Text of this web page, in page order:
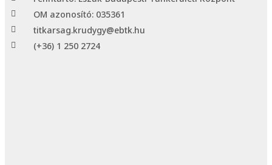
OM azonosító: 035361
titkarsag.krudygy@ebtk.hu
(+36) 1 250 2724​